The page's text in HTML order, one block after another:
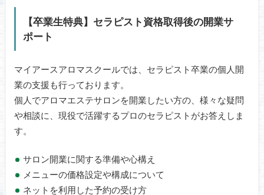
【卒業生特典】セラピスト資格取得後の開業サ
ポート
マイアースアロマスクールでは、セラピスト卒業の個人開
業の支援も行っております。
個人でアロマエステサロンを開業したい方の、様々な疑問
や相談に、現役で活躍するプロのセラピストがお答えしま
す。
サロン開業に関する準備や心構え
メニューの価格設定や構成について
ネットを利用した予約の受け方